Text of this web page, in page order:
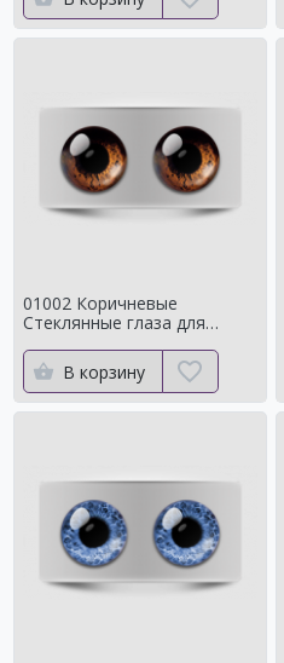
01002 Коричневые
Стеклянные глаза для
Натуральный цвет
В корзину